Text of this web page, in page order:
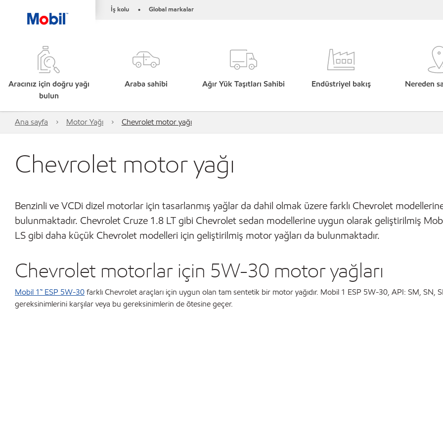
İş kolu • Global markalar
Aracınız için doğru yağı
bulun
Araba sahibi Ağır Yük Taşıtları Sahibi Endüstriyel bakış Nereden
Ana sayfa Motor Yağı Chevrolet motor yağı
Chevrolet motor yağı
Benzinli ve VCDi dizel motorlar için tasarlanmış yağlar da dahil olmak üzere farklı Chevrolet
bulunmaktadır. Chevrolet Cruze 1.8 LT gibi Chevrolet sedan modellerine uygun olarak geliştirilmiş
LS gibi daha küçük Chevrolet modelleri için geliştirilmiş motor yağları da bulunmaktadır.
Chevrolet motorlar için 5W-30 motor yağları
Mobil 1™ ESP 5W-30farklı Chevrolet araçları için uygun olan tam sentetik bir motor yağıdır. Mobil 1 ESP 5W-30, API: SM, SN,
gereksinimlerini karşılar veya bu gereksinimlerin de ötesine geçer.